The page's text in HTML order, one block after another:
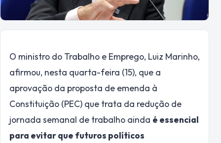
O ministro do Trabalho e Emprego, Luiz Marinho,
afirmou, nesta quarta-feira (15), que a
aprovação da proposta de emenda à
Constituição (PEC) que trata da redução de
jornada semanal de trabalho ainda é essencial
para evitar que futuros políticos